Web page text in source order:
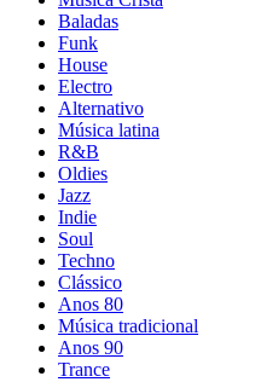
Baladas
Funk
House
Electro
Alternativo
Música latina
R&B
Oldies
Jazz
Indie
Soul
Techno
Clássico
Anos 80
Música tradicional
Anos 90
Trance